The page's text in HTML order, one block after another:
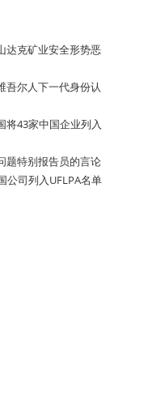
达克矿业安全形势恶
吾尔人下一代身份认
将43家中国企业列入
题特别报告员的言论
公司列入UFLPA名单